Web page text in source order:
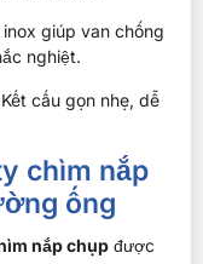
giúp van chống
nghiệt.
Kết cấu gọn nhẹ, dễ
chìm nắp
ống
nắp chụp được